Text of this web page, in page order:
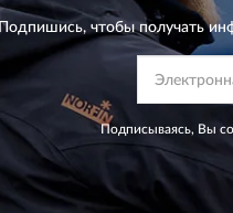
Подпишись, чтобы получать
Подписываясь, Вы